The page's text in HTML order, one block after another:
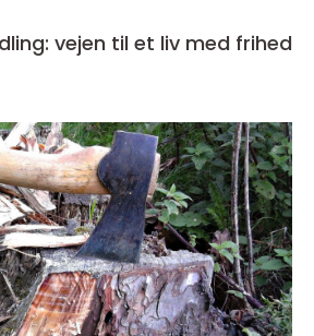
vejen til et liv med frihed